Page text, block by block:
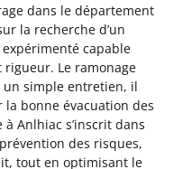
dans le département
la recherche d’un
capable
rigueur. Le ramonage
simple entretien, il
bonne évacuation des
Anlhiac s’inscrit dans
des risques,
tout en optimisant le